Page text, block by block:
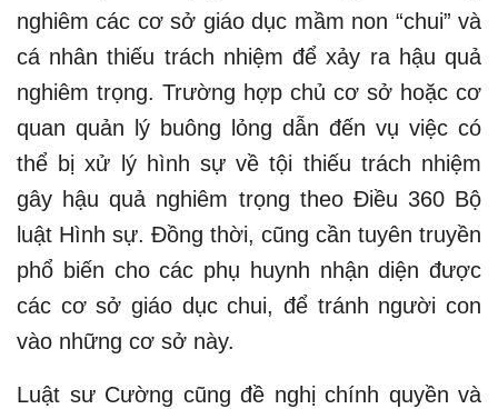
nghiêm các cơ sở giáo dục mầm non “chui” và
cá nhân thiếu trách nhiệm để xảy ra hậu quả
nghiêm trọng. Trường hợp chủ cơ sở hoặc cơ
quan quản lý buông lỏng dẫn đến vụ việc có
thể bị xử lý hình sự về tội thiếu trách nhiệm
gây hậu quả nghiêm trọng theo Điều 360 Bộ
luật Hình sự. Đồng thời, cũng cần tuyên truyền
phổ biến cho các phụ huynh nhận diện được
các cơ sở giáo dục chui, để tránh người con
vào những cơ sở này.
Luật sư Cường cũng đề nghị chính quyền và